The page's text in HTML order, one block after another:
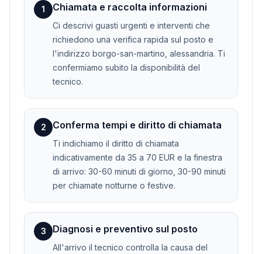
1 Chiamata e raccolta informazioni
Ci descrivi guasti urgenti e interventi che
richiedono una verifica rapida sul posto e
l'indirizzo borgo-san-martino, alessandria. Ti
confermiamo subito la disponibilità del
tecnico.
2 Conferma tempi e diritto di chiamata
Ti indichiamo il diritto di chiamata
indicativamente da 35 a 70 EUR e la finestra
di arrivo: 30-60 minuti di giorno, 30-90 minuti
per chiamate notturne o festive.
3 Diagnosi e preventivo sul posto
All'arrivo il tecnico controlla la causa del